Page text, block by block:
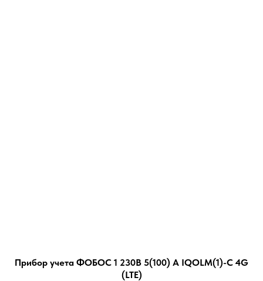
Прибор учета ФОБОС 1 230В 5(100) А IQOLM(1)-С 4G
(LTE)